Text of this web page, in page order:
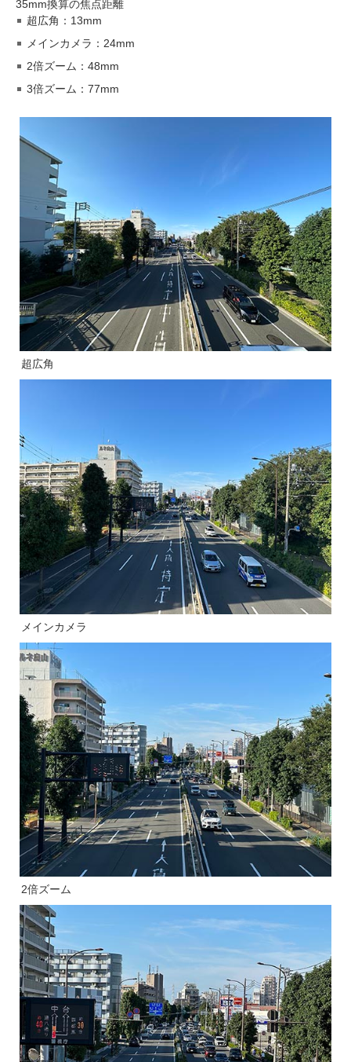
35mm換算の焦点距離
超広角：13mm
メインカメラ：24mm
2倍ズーム：48mm
3倍ズーム：77mm
超広角
メインカメラ
2倍ズーム